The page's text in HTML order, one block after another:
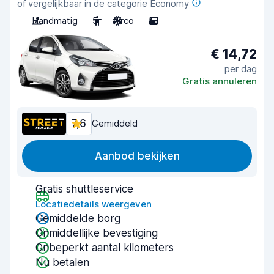
of vergelijkbaar in de categorie Economy
Handmatig
5 Airco 5
€ 14,72
per dag
Gratis annuleren
7,6 Gemiddeld
Aanbod bekijken
Gratis shuttleservice
Locatiedetails weergeven
Gemiddelde borg
Onmiddellijke bevestiging
Onbeperkt aantal kilometers
Nu betalen